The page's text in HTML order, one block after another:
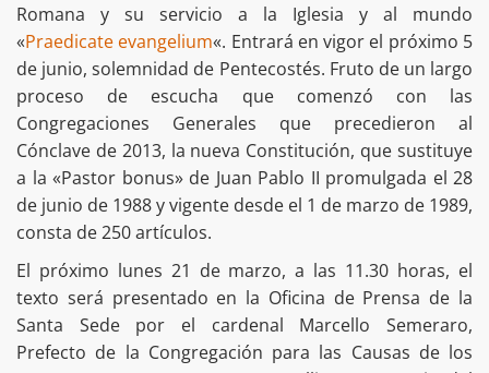
Romana y su servicio a la Iglesia y al mundo
«Praedicate evangelium«. Entrará en vigor el próximo 5
de junio, solemnidad de Pentecostés. Fruto de un largo
proceso de escucha que comenzó con las
Congregaciones Generales que precedieron al
Cónclave de 2013, la nueva Constitución, que sustituye
a la «Pastor bonus» de Juan Pablo II promulgada el 28
de junio de 1988 y vigente desde el 1 de marzo de 1989,
consta de 250 artículos.
El próximo lunes 21 de marzo, a las 11.30 horas, el
texto será presentado en la Oficina de Prensa de la
Santa Sede por el cardenal Marcello Semeraro,
Prefecto de la Congregación para las Causas de los